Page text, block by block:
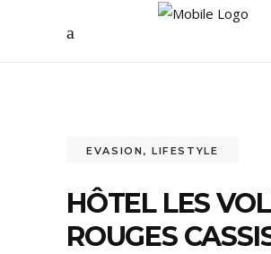
EVASION , LIFESTYLE
HÔTEL LES
ROUGES